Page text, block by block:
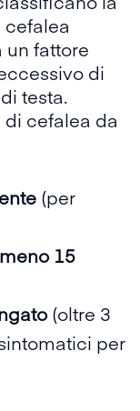
un fattore
di
testa.
cefalea da
(per
15
(oltre 3
per